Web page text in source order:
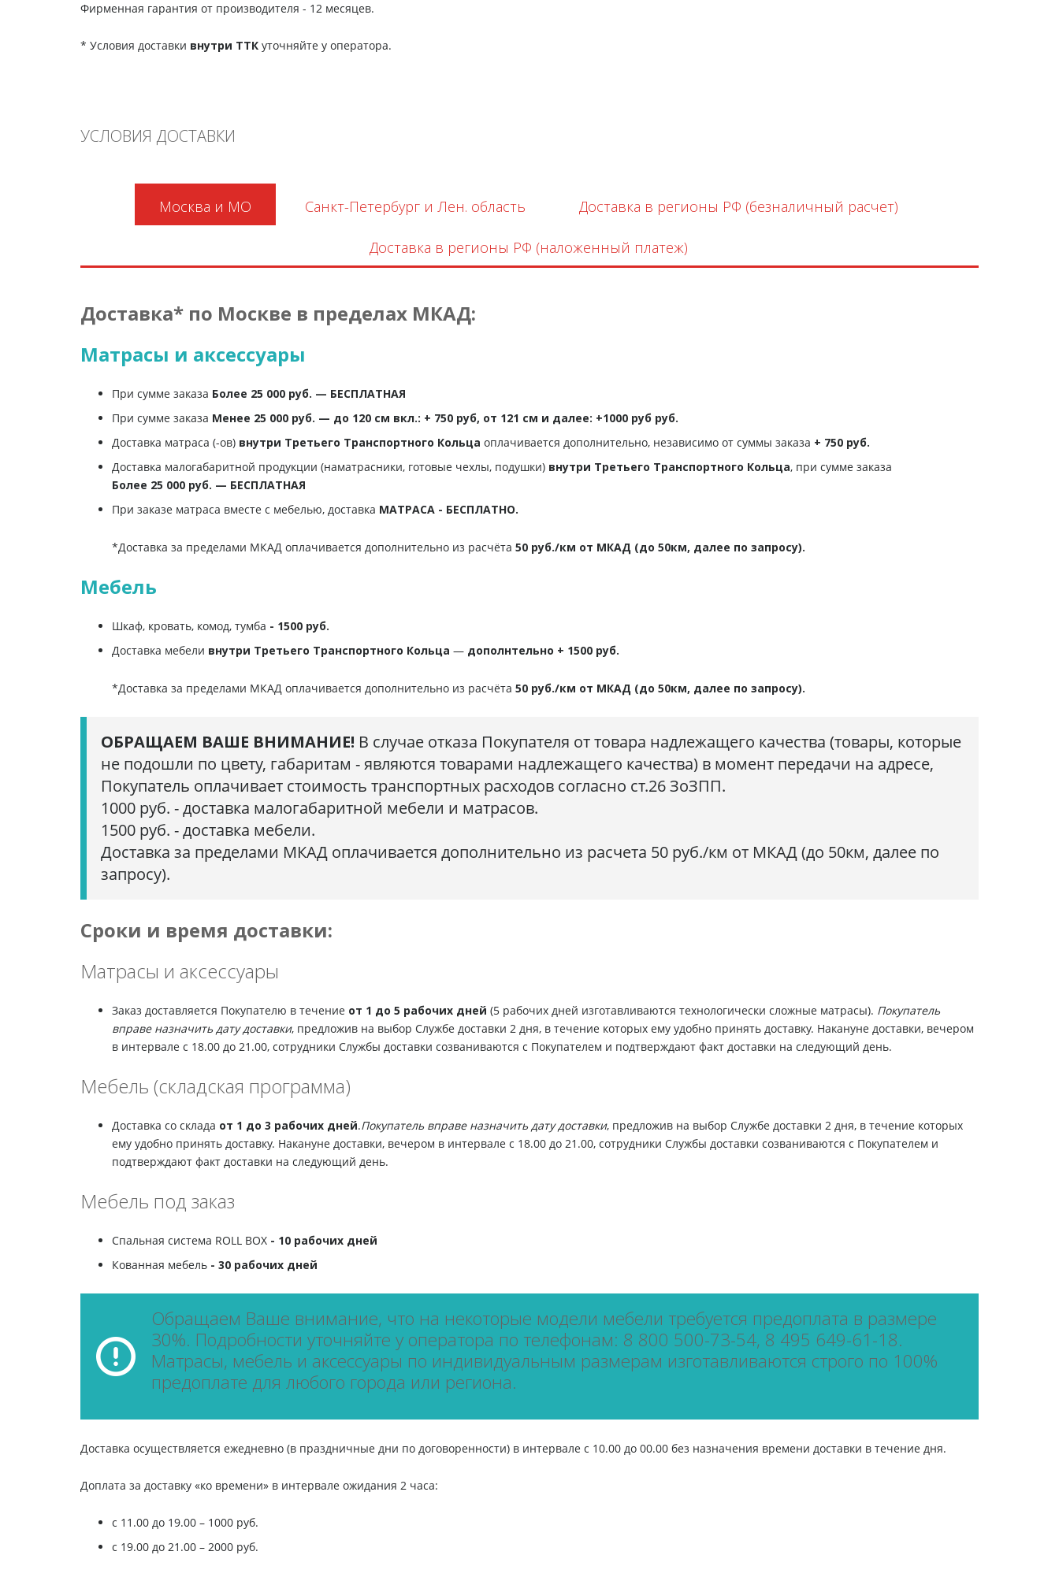
Фирменная гарантия от производителя - 12 месяцев.
* Условия доставки внутри ТТК уточняйте у оператора.
УСЛОВИЯ ДОСТАВКИ
Москва и МО Санкт-Петербург и Лен. область Доставка в регионы РФ (безналичный расчет)
Доставка в регионы РФ (наложенный платеж)
Доставка* по Москве в пределах МКАД:
Матрасы и аксессуары
При сумме заказа Более 25 000 руб. — БЕСПЛАТНАЯ
При сумме заказа Менее 25 000 руб. — до 120 см вкл.: + 750 руб, от 121 см и далее: +1000 руб руб.
Доставка матраса (-ов) внутри Третьего Транспортного Кольца оплачивается дополнительно, независимо от суммы заказа + 750 руб.
Доставка малогабаритной продукции (наматрасники, готовые чехлы, подушки) внутри Третьего Транспортного Кольца, при сумме заказа
Более 25 000 руб. — БЕСПЛАТНАЯ
При заказе матраса вместе с мебелью, доставка МАТРАСА - БЕСПЛАТНО.
*Доставка за пределами МКАД оплачивается дополнительно из расчёта 50 руб./км от МКАД (до 50км, далее по запросу).
Мебель
Шкаф, кровать, комод, тумба - 1500 руб.
Доставка мебели внутри Третьего Транспортного Кольца — дополнтельно + 1500 руб.
*Доставка за пределами МКАД оплачивается дополнительно из расчёта 50 руб./км от МКАД (до 50км, далее по запросу).
ОБРАЩАЕМ ВАШЕ ВНИМАНИЕ! В случае отказа Покупателя от товара надлежащего качества (товары, которые
не подошли по цвету, габаритам - являются товарами надлежащего качества) в момент передачи на адресе,
Покупатель оплачивает стоимость транспортных расходов согласно ст.26 ЗоЗПП.
1000 руб. - доставка малогабаритной мебели и матрасов.
1500 руб. - доставка мебели.
Доставка за пределами МКАД оплачивается дополнительно из расчета 50 руб./км от МКАД (до 50км, далее по
запросу).
Сроки и время доставки:
Матрасы и аксессуары
Заказ доставляется Покупателю в течение от 1 до 5 рабочих дней (5 рабочих дней изготавливаются технологически сложные матрасы). Покупатель
вправе назначить дату доставки, предложив на выбор Службе доставки 2 дня, в течение которых ему удобно принять доставку. Накануне доставки, вечером
в интервале с 18.00 до 21.00, сотрудники Службы доставки созваниваются с Покупателем и подтверждают факт доставки на следующий день.
Мебель (складская программа)
Доставка со склада от 1 до 3 рабочих дней.Покупатель вправе назначить дату доставки, предложив на выбор Службе доставки 2 дня, в течение которых
ему удобно принять доставку. Накануне доставки, вечером в интервале с 18.00 до 21.00, сотрудники Службы доставки созваниваются с Покупателем и
подтверждают факт доставки на следующий день.
Мебель под заказ
Спальная система ROLL BOX - 10 рабочих дней
Кованная мебель - 30 рабочих дней
Обращаем Ваше внимание, что на некоторые модели мебели требуется предоплата в размере
30%. Подробности уточняйте у оператора по телефонам: 8 800 500-73-54, 8 495 649-61-18.
Матрасы, мебель и аксессуары по индивидуальным размерам изготавливаются строго по 100%
предоплате для любого города или региона.
Доставка осуществляется ежедневно (в праздничные дни по договоренности) в интервале с 10.00 до 00.00 без назначения времени доставки в течение дня.
Доплата за доставку «ко времени» в интервале ожидания 2 часа:
c 11.00 до 19.00 – 1000 руб.
с 19.00 до 21.00 – 2000 руб.